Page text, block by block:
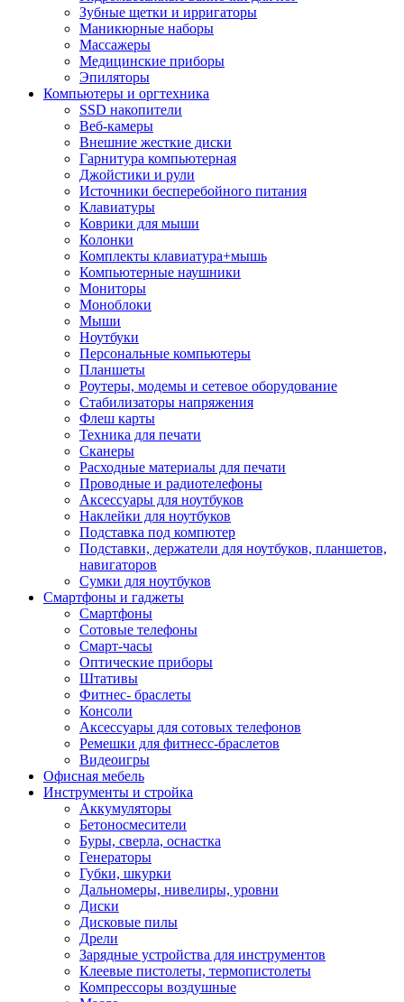
Зубные щетки и ирригаторы
Маникюрные наборы
Массажеры
Медицинские приборы
Эпиляторы
Компьютеры и оргтехника
SSD накопители
Веб-камеры
Внешние жесткие диски
Гарнитура компьютерная
Джойстики и рули
Источники бесперебойного питания
Клавиатуры
Коврики для мыши
Колонки
Комплекты клавиатура+мышь
Компьютерные наушники
Мониторы
Моноблоки
Мыши
Ноутбуки
Персональные компьютеры
Планшеты
Роутеры, модемы и сетевое оборудование
Стабилизаторы напряжения
Флеш карты
Техника для печати
Сканеры
Расходные материалы для печати
Проводные и радиотелефоны
Аксессуары для ноутбуков
Наклейки для ноутбуков
Подставка под компютер
Подставки, держатели для ноутбуков, планшетов,
навигаторов
Сумки для ноутбуков
Смартфоны и гаджеты
Смартфоны
Сотовые телефоны
Смарт-часы
Оптические приборы
Штативы
Фитнес- браслеты
Консоли
Аксессуары для сотовых телефонов
Ремешки для фитнесс-браслетов
Видеоигры
Офисная мебель
Инструменты и стройка
Аккумуляторы
Бетоносмесители
Буры, сверла, оснастка
Генераторы
Губки, шкурки
Дальномеры, нивелиры, уровни
Диски
Дисковые пилы
Дрели
Зарядные устройства для инструментов
Клеевые пистолеты, термопистолеты
Компрессоры воздушные